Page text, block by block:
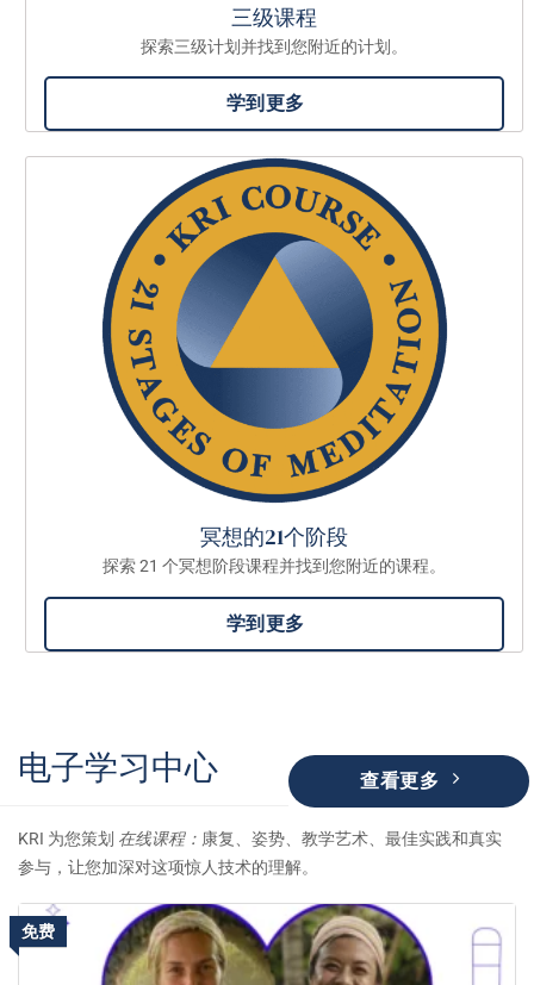
三级课程
探索三级计划并找到您附近的计划。
学到更多
冥想的21个阶段
探索 21 个冥想阶段课程并找到您附近的课程。
学到更多
电子学习中心 查看更多
KRI 为您策划 在线课程： 康复、姿势、教学艺术、最佳实践和真实
参与，让您加深对这项惊人技术的理解。
免费